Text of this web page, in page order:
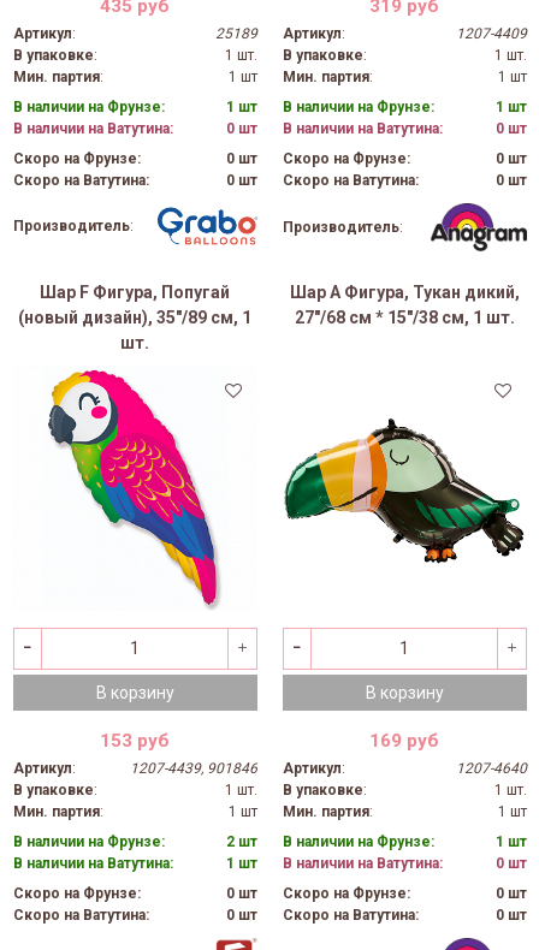
435 руб
Артикул:
25189
В упаковке:
1 шт.
Мин. партия:
1 шт
В наличии на Фрунзе:
1 шт
В наличии на Ватутина:
0 шт
Скоро на Фрунзе:
0 шт
Скоро на Ватутина:
0 шт
Производитель:
319 руб
Артикул:
1207-4409
В упаковке:
1 шт.
Мин. партия:
1 шт
В наличии на Фрунзе:
1 шт
В наличии на Ватутина:
0 шт
Скоро на Фрунзе:
0 шт
Скоро на Ватутина:
0 шт
Производитель:
Шар F Фигура, Попугай
(новый дизайн), 35"/89 см, 1
шт.
В корзину
153 руб
Артикул:
1207-4439, 901846
В упаковке:
1 шт.
Мин. партия:
1 шт
В наличии на Фрунзе:
2 шт
В наличии на Ватутина:
1 шт
Скоро на Фрунзе:
0 шт
Скоро на Ватутина:
0 шт
Шар А Фигура, Тукан дикий,
27"/68 см * 15"/38 см, 1 шт.
В корзину
169 руб
Артикул:
1207-4640
В упаковке:
1 шт.
Мин. партия:
1 шт
В наличии на Фрунзе:
1 шт
В наличии на Ватутина:
0 шт
Скоро на Фрунзе:
0 шт
Скоро на Ватутина:
0 шт